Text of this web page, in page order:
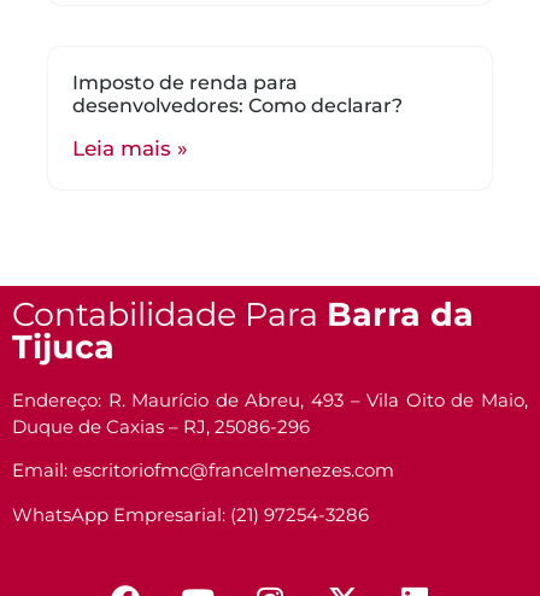
Imposto de renda para
desenvolvedores: Como declarar?
Leia mais »
Contabilidade Para Barra da
Tijuca
Endereço: R. Maurício de Abreu, 493 – Vila Oito de Maio,
Duque de Caxias – RJ, 25086-296
Email: escritoriofmc@francelmenezes.com
WhatsApp Empresarial: (21) 97254-3286